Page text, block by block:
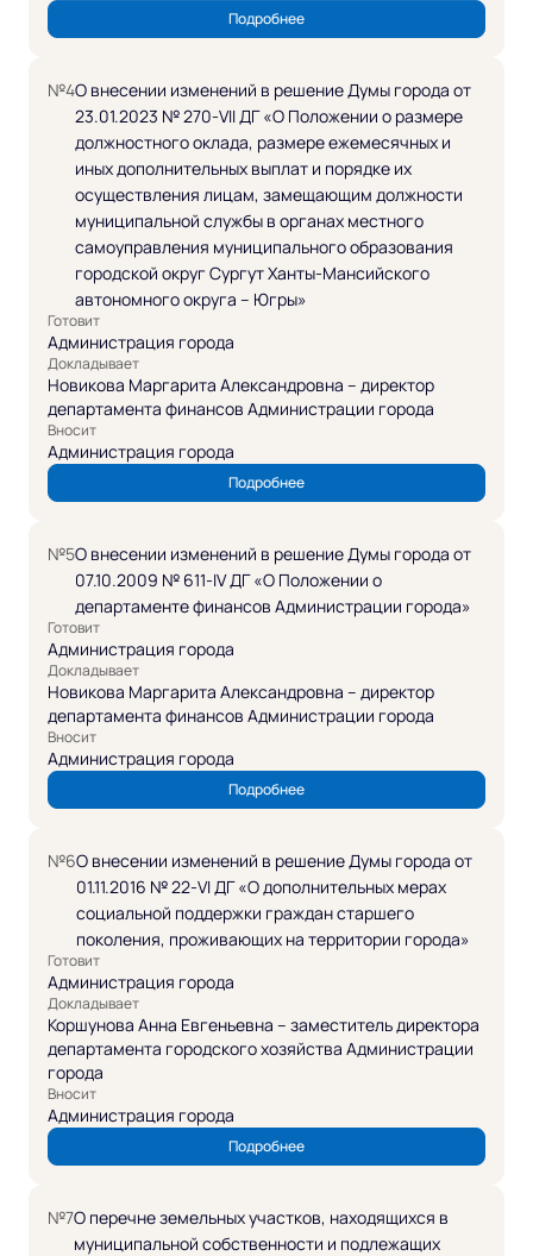
Подробнее
№4О внесении изменений в решение Думы города от
23.01.2023 № 270-VII ДГ «О Положении о размере
должностного оклада, размере ежемесячных и
иных дополнительных выплат и порядке их
осуществления лицам, замещающим должности
муниципальной службы в органах местного
самоуправления муниципального образования
городской округ Сургут Ханты-Мансийского
автономного округа – Югры»
Готовит
Администрация города
Докладывает
Новикова Маргарита Александровна – директор
департамента финансов Администрации города
Вносит
Администрация города
Подробнее
№5О внесении изменений в решение Думы города от
07.10.2009 № 611-IV ДГ «О Положении о
департаменте финансов Администрации города»
Готовит
Администрация города
Докладывает
Новикова Маргарита Александровна – директор
департамента финансов Администрации города
Вносит
Администрация города
Подробнее
№6О внесении изменений в решение Думы города от
01.11.2016 № 22-VI ДГ «О дополнительных мерах
социальной поддержки граждан старшего
поколения, проживающих на территории города»
Готовит
Администрация города
Докладывает
Коршунова Анна Евгеньевна – заместитель директора
департамента городского хозяйства Администрации
города
Вносит
Администрация города
Подробнее
№7О перечне земельных участков, находящихся в
муниципальной собственности и подлежащих